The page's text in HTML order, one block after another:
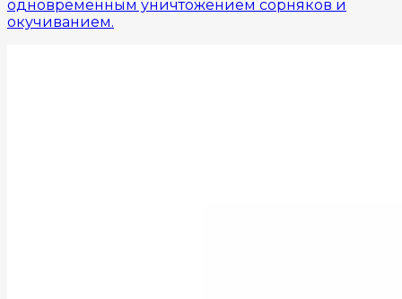
одновременным уничтожением сорняков и
окучиванием.